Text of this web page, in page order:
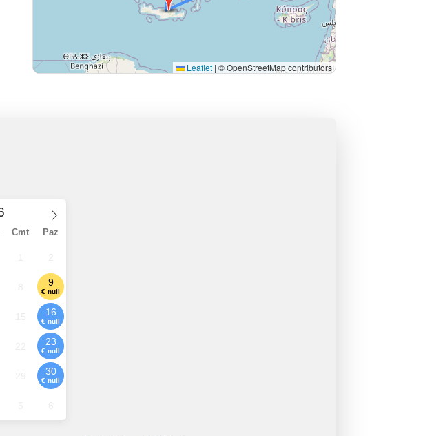
Leaflet | © OpenStreetMap contributors
Cmt Paz
9
€ null
16
€ null
23
€ null
30
€ null